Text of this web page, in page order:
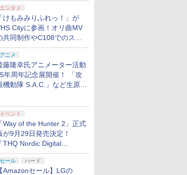
エンタメ
「けもみみりふれっ！」が
Cityに参画！オリ曲MV
共同制作やC108でのスペ
ャルコラボ広告を掲出
アニメ
藤隆幸氏アニメーター活動
年周年記念展開催！ 「攻
機動隊 S.A.C.」など生原
イベント
「Way of the Hunter 2」正式
が9月29日発売決定！
「THQ Nordic Digital
2026」まとめ
セール ハード
【Amazonセール】LGの